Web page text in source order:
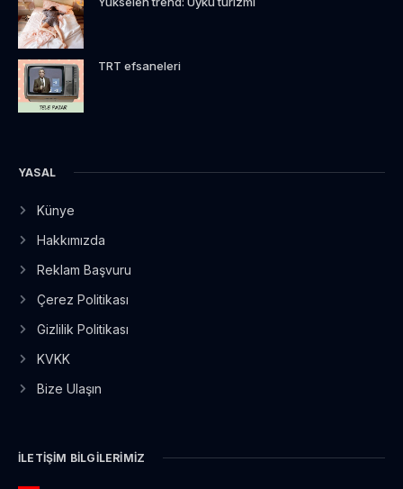
TRT efsaneleri
YASAL
Künye
Hakkımızda
Reklam Başvuru
Çerez Politikası
Gizlilik Politikası
KVKK
Bize Ulaşın
İLETIŞIM BILGILERIMIZ